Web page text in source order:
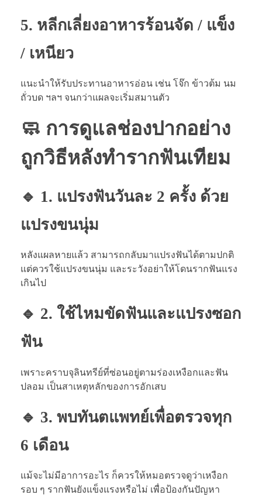
5. หลีกเลี่ยงอาหารร้อนจัด / แข็ง
/ เหนียว
แนะนำให้รับประทานอาหารอ่อน เช่น โจ๊ก ข้าวต้ม นม
ถั่วบด ฯลฯ จนกว่าแผลจะเริ่มสมานตัว
🧼 การดูแลช่องปากอย่าง
ถูกวิธีหลังทำรากฟันเทียม
🔹 1. แปรงฟันวันละ 2 ครั้ง ด้วย
แปรงขนนุ่ม
หลังแผลหายแล้ว สามารถกลับมาแปรงฟันได้ตามปกติ
แต่ควรใช้แปรงขนนุ่ม และระวังอย่าให้โดนรากฟันแรง
เกินไป
🔹 2. ใช้ไหมขัดฟันและแปรงซอก
ฟัน
เพราะคราบจุลินทรีย์ที่ซ่อนอยู่ตามร่องเหงือกและฟัน
ปลอม เป็นสาเหตุหลักของการอักเสบ
🔹 3. พบทันตแพทย์เพื่อตรวจทุก
6 เดือน
แม้จะไม่มีอาการอะไร ก็ควรให้หมอตรวจดูว่าเหงือก
รอบ ๆ รากฟันยังแข็งแรงหรือไม่ เพื่อป้องกันปัญหา